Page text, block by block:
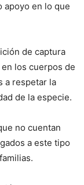
apoyo en lo que
de captura
los cuerpos de
a respetar la
de la especie.
no cuentan
a este tipo